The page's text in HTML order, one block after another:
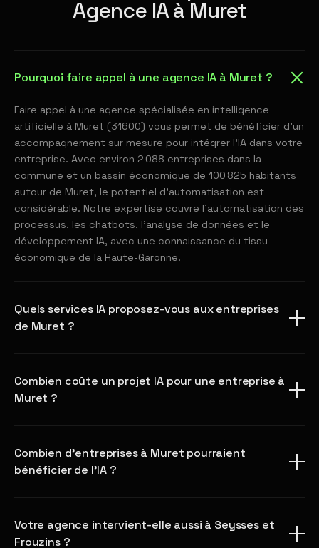
Agence IA à Muret
Pourquoi faire appel à une agence IA à Muret ?
Faire appel à une agence spécialisée en intelligence
artificielle à Muret (31600) vous permet de bénéficier d'un
accompagnement sur mesure pour intégrer l'IA dans votre
entreprise. Avec environ 2 088 entreprises dans la
commune et un bassin économique de 100 825 habitants
autour de Muret, le potentiel d'automatisation est
considérable. Notre expertise couvre l'automatisation des
processus, les chatbots, l'analyse de données et le
développement IA, avec une connaissance du tissu
économique de la Haute-Garonne.
Quels services IA proposez-vous aux entreprises
de Muret ?
Combien coûte un projet IA pour une entreprise à
Muret ?
Combien d'entreprises à Muret pourraient
bénéficier de l'IA ?
Votre agence intervient-elle aussi à Seysses et
Frouzins ?